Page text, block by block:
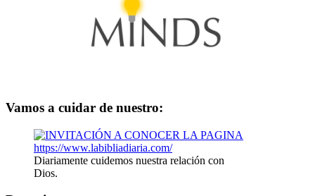
Vamos a cuidar de nuestro:
Diariamente cuidemos nuestra relación con
Dios.